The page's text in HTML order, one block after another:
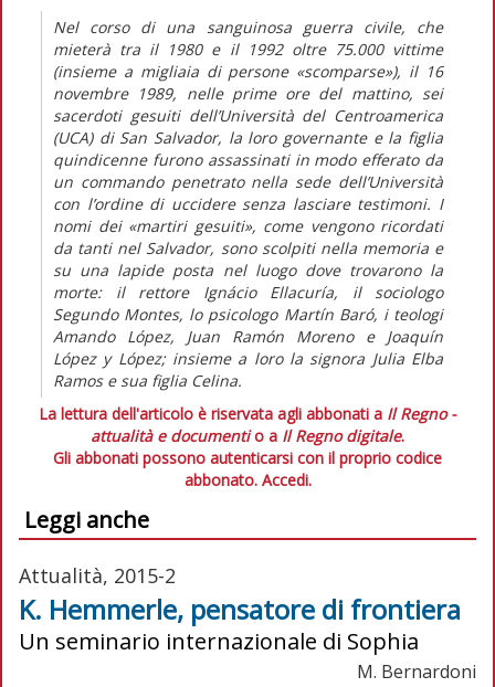
Nel corso di una sanguinosa guerra civile, che
mieterà tra il 1980 e il 1992 oltre 75.000 vittime
(insieme a migliaia di persone «scomparse»), il 16
novembre 1989, nelle prime ore del mattino, sei
sacerdoti gesuiti dell’Università del Centroamerica
(UCA) di San Salvador, la loro governante e la figlia
quindicenne furono assassinati in modo efferato da
un commando penetrato nella sede dell’Università
con l’ordine di uccidere senza lasciare testimoni. I
nomi dei «martiri gesuiti», come vengono ricordati
da tanti nel Salvador, sono scolpiti nella memoria e
su una lapide posta nel luogo dove trovarono la
morte: il rettore Ignácio Ellacuría, il sociologo
Segundo Montes, lo psicologo Martín Baró, i teologi
Amando López, Juan Ramón Moreno e Joaquín
López y López; insieme a loro la signora Julia Elba
Ramos e sua figlia Celina.
La lettura dell'articolo è riservata agli abbonati a Il Regno -
attualità e documentio a Il Regno digitale.
Gli abbonati possono autenticarsi con il proprio codice
abbonato. Accedi.
Leggi anche
Attualità, 2015-2
K. Hemmerle, pensatore di frontiera
Un seminario internazionale di Sophia
M. Bernardoni